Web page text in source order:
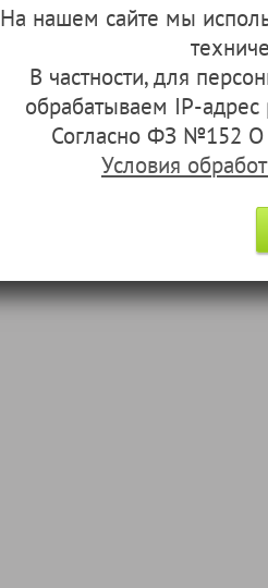
На нашем сайте мы
В частности, для
обрабатываем IP-
Согласно ФЗ №152 О
Условия